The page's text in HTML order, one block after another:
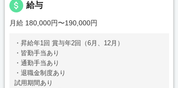
attach_money 給与
月給 180,000円〜190,000円
・昇給年1回 賞与年2回（6月、12月）
・皆勤手当あり
・通勤手当あり
・退職金制度あり
試用期間あり